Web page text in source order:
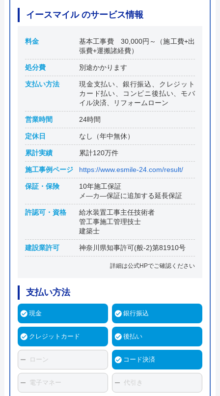
イースマイル のサービス情報
料金
基本工事費 30,000円～（施工費+出
張費+運搬諸経費）
処分費 別途かかります
支払い方法
現金支払い、銀行振込、クレジット
カード払い、コンビニ後払い、モバ
イル決済、リフォームローン
営業時間 24時間
定休日 なし（年中無休）
累計実績 累計120万件
施工事例ページ https://www.esmile-24.com/result/
保証・保険
10年施工保証
メ―カ―保証に追加する延長保証
許認可・資格
給水装置工事主任技術者
管工事施工管理技士
建築士
建設業許可 神奈川県知事許可(般-2)第81910号
詳細は公式HPでご確認ください
支払い方法
現金 銀行振込
クレジットカード 後払い
ローン コード決済
電子マネー 代引き